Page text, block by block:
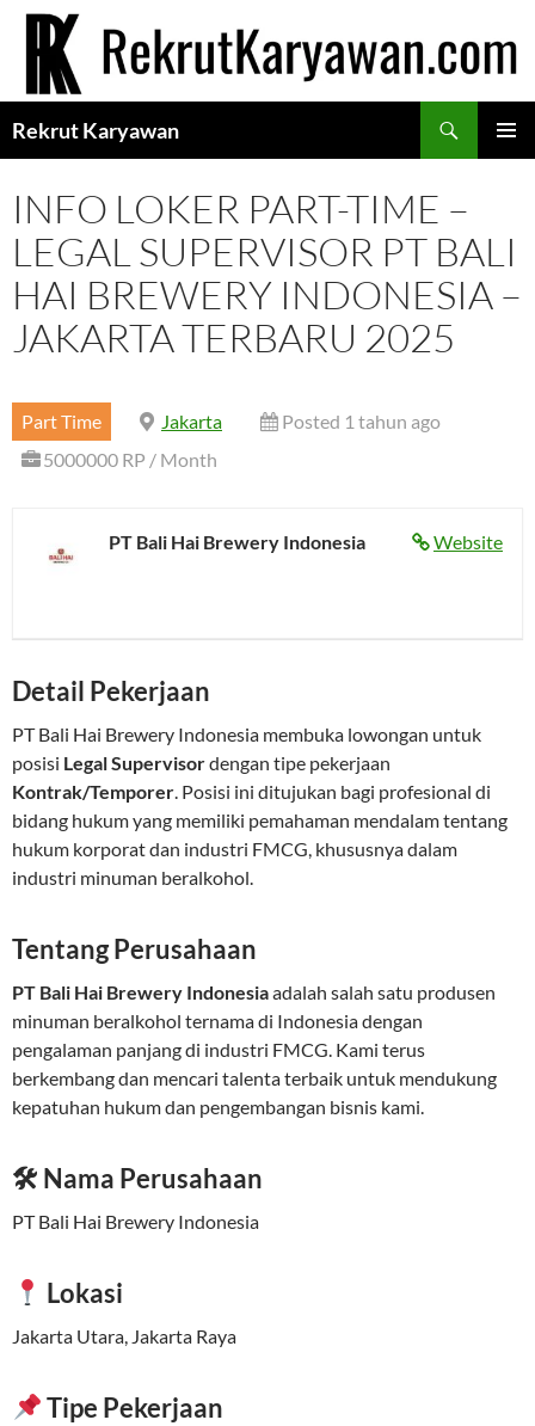
Langsung
Rekrut Karyawan
INFO LOKER PART-TIME –
LEGAL SUPERVISOR PT BALI
HAI BREWERY INDONESIA –
JAKARTA TERBARU 2025
Part Time Jakarta
Posted 1 tahun ago
5000000 RP / Month
Website
PT Bali Hai Brewery Indonesia
Detail Pekerjaan
PT Bali Hai Brewery Indonesia membuka lowongan untuk
posisi Legal Supervisordengan tipe pekerjaan
Kontrak/Temporer. Posisi ini ditujukan bagi profesional di
bidang hukum yang memiliki pemahaman mendalam tentang
hukum korporat dan industri FMCG, khususnya dalam
industri minuman beralkohol.
Tentang Perusahaan
PT Bali Hai Brewery Indonesiaadalah salah satu produsen
minuman beralkohol ternama di Indonesia dengan
pengalaman panjang di industri FMCG. Kami terus
berkembang dan mencari talenta terbaik untuk mendukung
kepatuhan hukum dan pengembangan bisnis kami.
🛠 Nama Perusahaan
PT Bali Hai Brewery Indonesia
Lokasi
Jakarta Utara, Jakarta Raya
Tipe Pekerjaan